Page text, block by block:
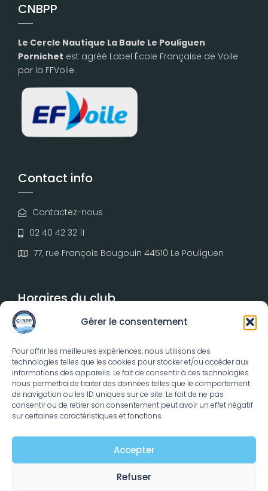
Gérer le consentement
Pour offrir les meilleures expériences, nous utilisons des
technologies telles que les cookies pour stocker et/ou accéder aux
informations des appareils. Le fait de consentir à ces technologies
nous permettra de traiter des données telles que le comportement
de navigation ou les ID uniques sur ce site. Le fait de ne pas
consentir ou de retirer son consentement peut avoir un effet négatif
sur certaines caractéristiques et fonctions.
Accepter
Refuser
CNBPP
Le Cercle Nautique La Baule Le Pouliguen
Pornichet est agréé Label École Française de Voile
par la FFVoile.
Contact info
Contactez-nous
02 40 42 32 11
77, rue François Bougouin 44510 Le Pouliguen
Horaires du club
Du lundi au vendredi :
De 9h00 à 18h30
Samedi et dimanche :
De 10h00 à 13h00 puis de 14h00 à 18h30
Mentions légales et politique de